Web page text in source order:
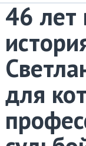
46 лет
для